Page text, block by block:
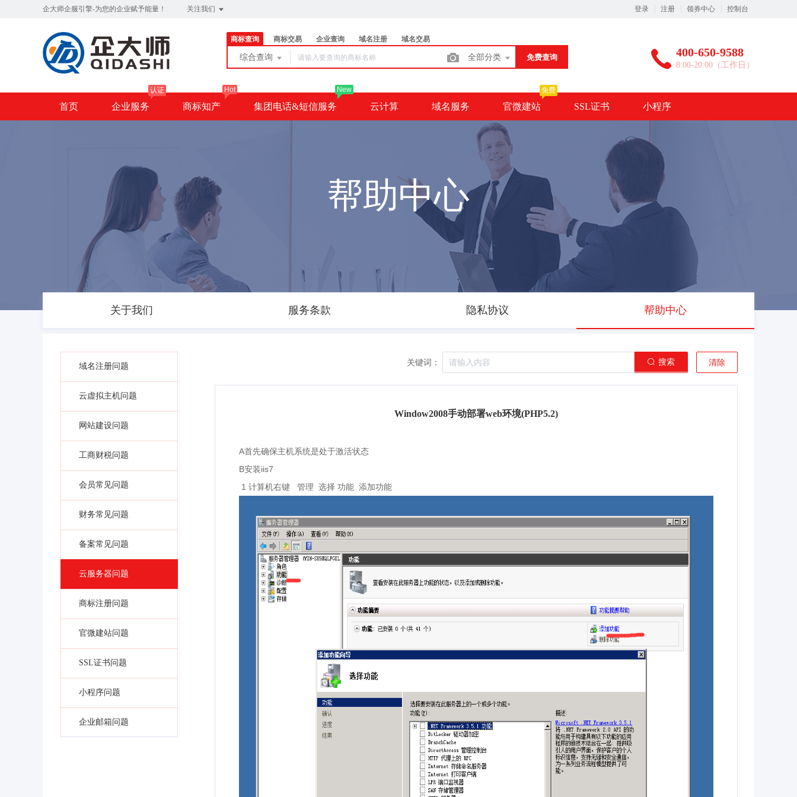
企大师企服引擎-为您的企业赋予能量！ 关注我们 登录 注册 领券中心 控制台
商标查询 商标交易 企业查询 域名注册 域名交易
综合查询 全部分类 免费查询 400-650-9588
8:00-20:00（工作日）
首页 企业服务
认证
商标知产
Hot
集团电话&短信服务
New
云计算 域名服务 官微建站
免费
SSL证书 小程序
帮助中心
关于我们 服务条款 隐私协议 帮助中心
域名注册问题
云虚拟主机问题
网站建设问题
工商财税问题
会员常见问题
财务常见问题
备案常见问题
云服务器问题
商标注册问题
官微建站问题
SSL证书问题
小程序问题
企业邮箱问题
关键词： 搜索 清除
Window2008手动部署web环境(PHP5.2)
A首先确保主机系统是处于激活状态
B安装iis7
1 计算机右键 管理 选择 功能 添加功能